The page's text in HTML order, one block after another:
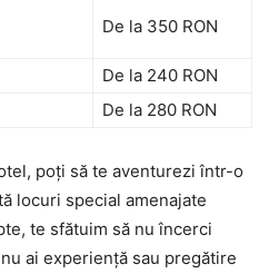
De la 350 RON
De la 240 RON
De la 280 RON
poți să te aventurezi într-o
locuri special amenajate
te sfătuim să nu încerci
ai experiență sau pregătire